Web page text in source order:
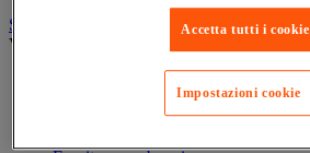
Sanitari, doccia e bagno
Vedi tutte le categorie
Attrezzature da bagno
Accetta tutti i cookie
Impostazioni cookie